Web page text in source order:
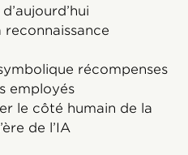
reconnaissance
récompenses
employés
le côté humain de la
de l’IA